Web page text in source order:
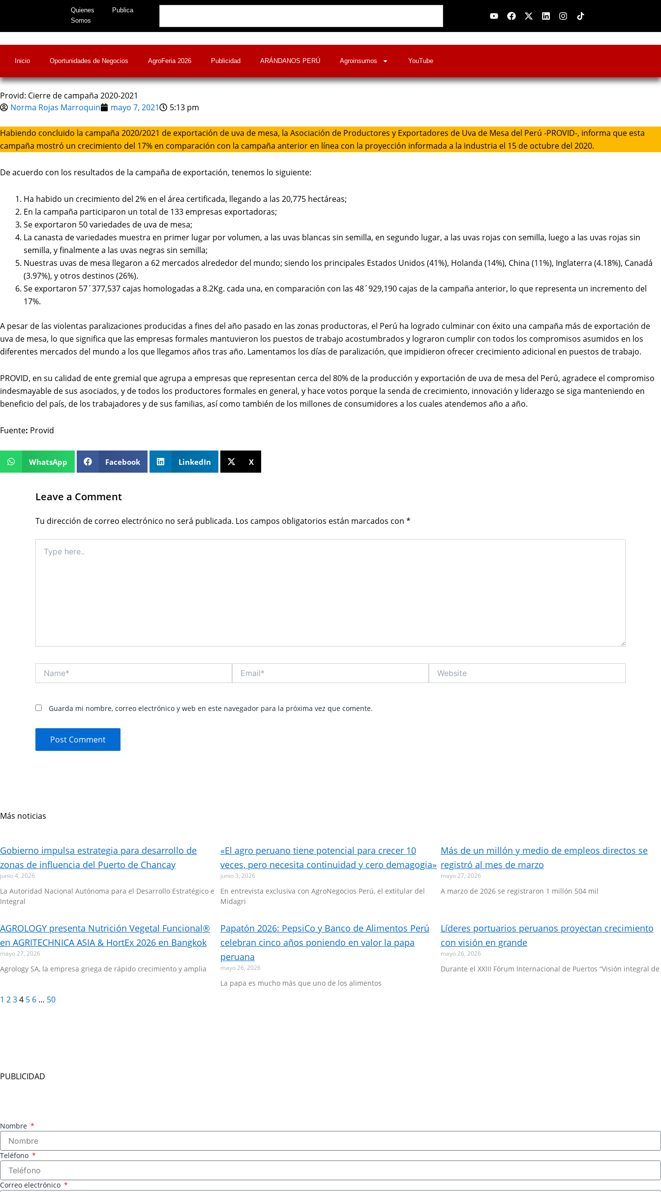
content
Quienes
Somos
Publica YoutubeFacebook
X-
twitter
LinkedinInstagram
Inicio Oportunidades de Negocios AgroFeria 2026 Publicidad ARÁNDANOS PERÚ Agroinsumos YouTube
Provid: Cierre de campaña 2020-2021
Norma Rojas Marroquin
mayo 7, 2021 5:13 pm
Habiendo concluido la campaña 2020/2021 de exportación de uva de mesa, la Asociación de Productores y Exportadores de Uva de Mesa del Perú -PROVID-, informa que esta
campaña mostró un crecimiento del 17% en comparación con la campaña anterior en línea con la proyección informada a la industria el 15 de octubre del 2020.
De acuerdo con los resultados de la campaña de exportación, tenemos lo siguiente:
Ha habido un crecimiento del 2% en el área certificada, llegando a las 20,775 hectáreas;
En la campaña participaron un total de 133 empresas exportadoras;
Se exportaron 50 variedades de uva de mesa;
La canasta de variedades muestra en primer lugar por volumen, a las uvas blancas sin semilla, en segundo lugar, a las uvas rojas con semilla, luego a las uvas rojas sin
semilla, y finalmente a las uvas negras sin semilla;
Nuestras uvas de mesa llegaron a 62 mercados alrededor del mundo; siendo los principales Estados Unidos (41%), Holanda (14%), China (11%), Inglaterra (4.18%), Canadá
(3.97%), y otros destinos (26%).
Se exportaron 57´377,537 cajas homologadas a 8.2Kg. cada una, en comparación con las 48´929,190 cajas de la campaña anterior, lo que representa un incremento del
17%.
A pesar de las violentas paralizaciones producidas a fines del año pasado en las zonas productoras, el Perú ha logrado culminar con éxito una campaña más de exportación de
uva de mesa, lo que significa que las empresas formales mantuvieron los puestos de trabajo acostumbrados y lograron cumplir con todos los compromisos asumidos en los
diferentes mercados del mundo a los que llegamos años tras año. Lamentamos los días de paralización, que impidieron ofrecer crecimiento adicional en puestos de trabajo.
PROVID, en su calidad de ente gremial que agrupa a empresas que representan cerca del 80% de la producción y exportación de uva de mesa del Perú, agradece el compromiso
indesmayable de sus asociados, y de todos los productores formales en general, y hace votos porque la senda de crecimiento, innovación y liderazgo se siga manteniendo en
beneficio del país, de los trabajadores y de sus familias, así como también de los millones de consumidores a los cuales atendemos año a año.
Fuente: Provid
WhatsApp Facebook LinkedIn X
Leave a Comment
Tu dirección de correo electrónico no será publicada. Los campos obligatorios están marcados con *
here..
Guarda mi nombre, correo electrónico y web en este navegador para la próxima vez que comente.
Más noticias
Gobierno impulsa estrategia para desarrollo de
zonas de influencia del Puerto de Chancay
junio 4, 2026
La Autoridad Nacional Autónoma para el Desarrollo Estratégico e
Integral
«El agro peruano tiene potencial para crecer 10
veces, pero necesita continuidad y cero demagogia»
junio 3, 2026
En entrevista exclusiva con AgroNegocios Perú, el extitular del
Midagri
Más de un millón y medio de empleos directos se
registró al mes de marzo
mayo 27, 2026
A marzo de 2026 se registraron 1 millón 504 mil
AGROLOGY presenta Nutrición Vegetal Funcional®
en AGRITECHNICA ASIA & HortEx 2026 en Bangkok
mayo 27, 2026
Agrology SA, la empresa griega de rápido crecimiento y amplia
Papatón 2026: PepsiCo y Banco de Alimentos Perú
celebran cinco años poniendo en valor la papa
peruana
mayo 26, 2026
La papa es mucho más que uno de los alimentos
Líderes portuarios peruanos proyectan crecimiento
con visión en grande
mayo 26, 2026
Durante el XXIII Fórum Internacional de Puertos “Visión integral de
1 234 5 6 … 50
PUBLICIDAD
Nombre
Teléfono
Correo electrónico